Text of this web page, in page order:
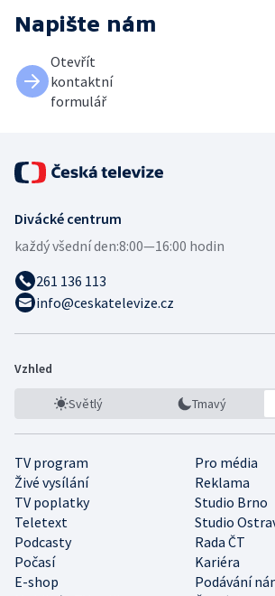
Napište nám
Otevřít
kontaktní
formulář
Divácké centrum
každý všední den:8:00—16:00 hodin
261 136 113
info@ceskatelevize.cz
Vzhled
Světlý Tmavý
TV program
Pro média
Živé vysílání
Reklama
TV poplatky
Studio Brno
Teletext
Studio
Podcasty
Rada ČT
Počasí
Kariéra
E-shop
Podávání